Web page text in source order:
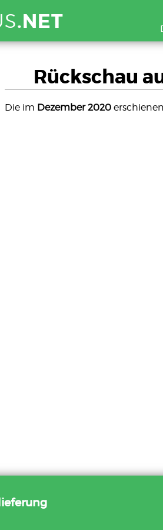
.NET
Rückschau
Die im Dezember 2020